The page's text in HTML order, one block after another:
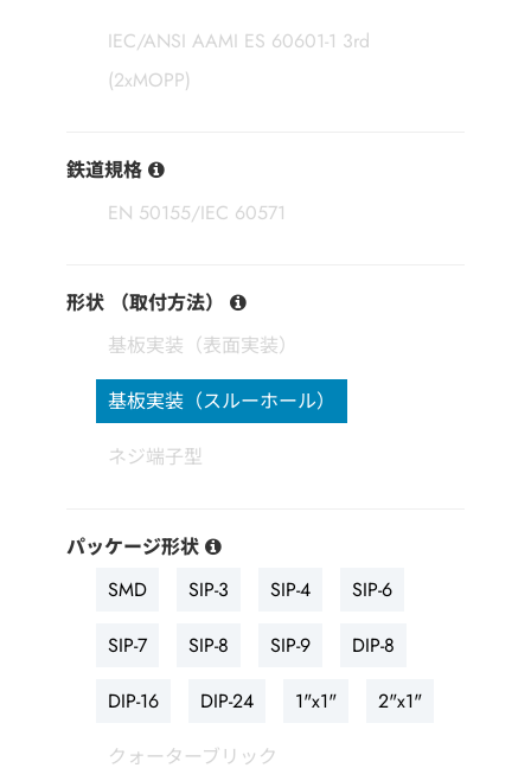
IEC/ANSI AAMI ES 60601-1 3rd
(2xMOPP)
鉄道規格
EN 50155/IEC 60571
形状 （取付方法）
基板実装（表面実装）
基板実装（スルーホール）
ネジ端子型
パッケージ形状
SMD
SIP-3 SIP-4 SIP-6
SIP-7 SIP-8 SIP-9 DIP-8
DIP-16 DIP-24 1"x1" 2"x1"
クォーターブリック